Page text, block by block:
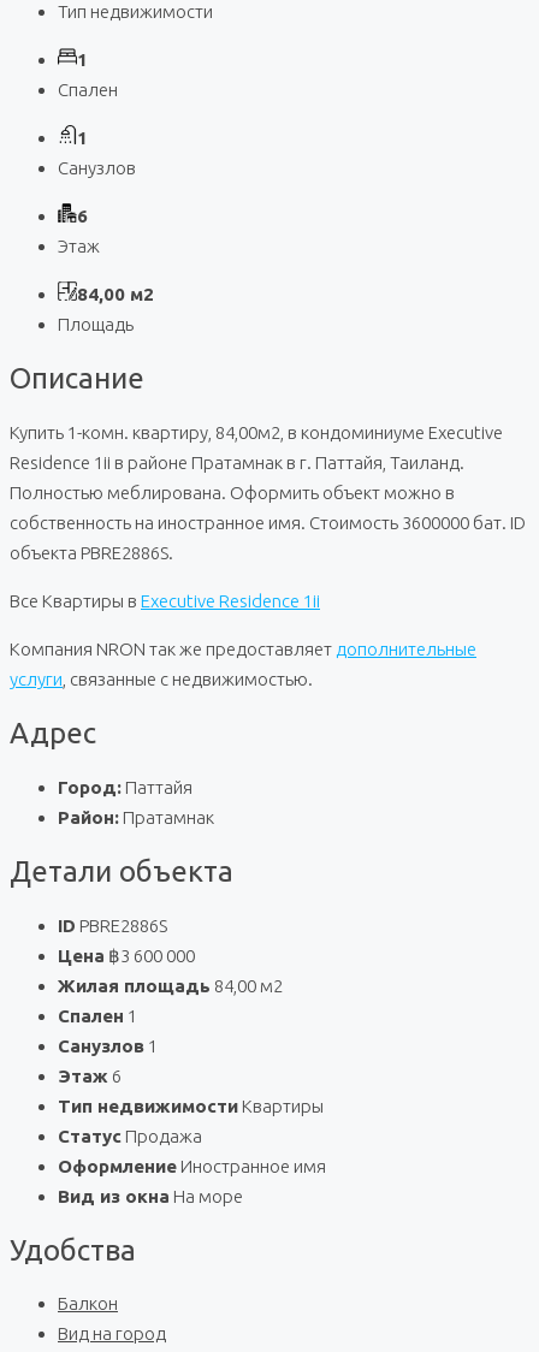
Тип недвижимости
1
Спален
1
Санузлов
6
Этаж
84,00 м2
Площадь
Описание
Купить 1-комн. квартиру, 84,00м2, в кондоминиуме Executive
Residence 1ii в районе Пратамнак в г. Паттайя, Таиланд.
Полностью меблирована. Оформить объект можно в
собственность на иностранное имя. Стоимость 3600000 бат. ID
объекта PBRE2886S.
Все Квартиры в Executive Residence 1ii
Компания NRON так же предоставляет дополнительные
услуги , связанные с недвижимостью.
Адрес
Город: Паттайя
Район: Пратамнак
Детали объекта
ID PBRE2886S
Цена ฿3 600 000
Жилая площадь 84,00 м2
Спален 1
Санузлов 1
Этаж 6
Тип недвижимости Квартиры
Статус Продажа
Оформление Иностранное имя
Вид из окна На море
Удобства
Балкон
Вид на город